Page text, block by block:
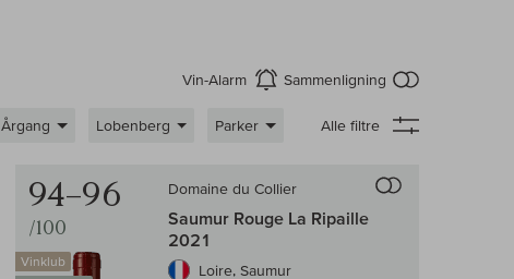
Vin-Alarm
aktiver Sammenligning
Årgang Lobenberg Parker Alle filtre
94–96
/100
Vinklub
Domaine du Collier
Saumur Rouge La Ripaille
2021
Loire, Saumur